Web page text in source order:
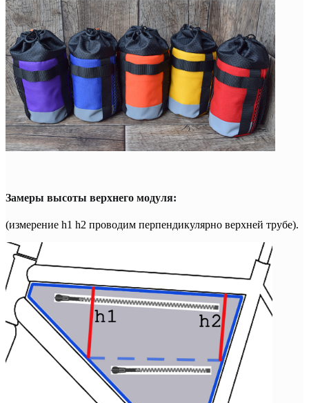
Замеры высоты верхнего модуля:
(измерение h1 h2 проводим перпендикулярно верхней трубе).